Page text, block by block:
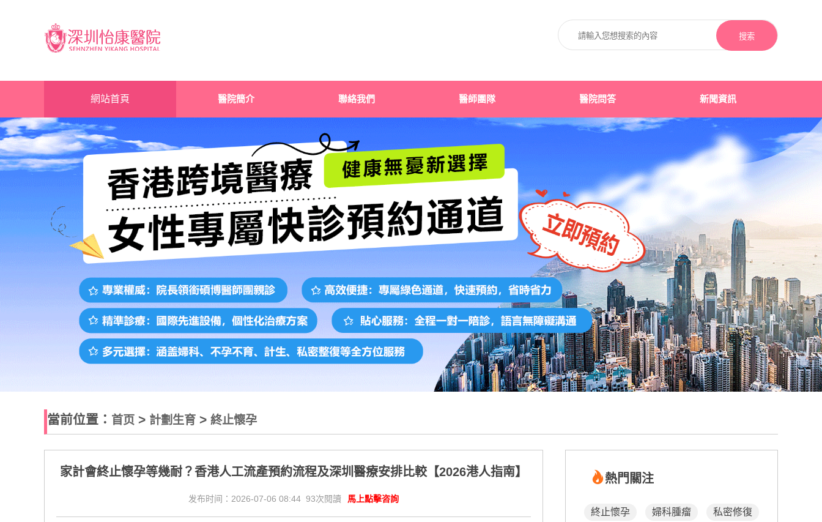
搜索
網站首頁 醫院簡介 聯絡我們 醫師團隊 醫院問答 新聞資訊
當前位置： 首页 > 計劃生育 > 終止懷孕
家計會終止懷孕等幾耐？香港人工流產預約流程及深圳醫療安排比較【2026港人指南】
发布时间：2026-07-06 08:44 93次閱讀 馬上點擊咨詢
熱門關注
終止懷孕 婦科腫瘤 私密修復